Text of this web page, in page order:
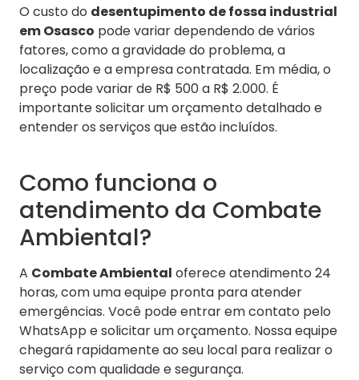
O custo do desentupimento de fossa industrial
em Osasco pode variar dependendo de vários
fatores, como a gravidade do problema, a
localização e a empresa contratada. Em média, o
preço pode variar de R$ 500 a R$ 2.000. É
importante solicitar um orçamento detalhado e
entender os serviços que estão incluídos.
Como funciona o
atendimento da Combate
Ambiental?
A Combate Ambiental oferece atendimento 24
horas, com uma equipe pronta para atender
emergências. Você pode entrar em contato pelo
WhatsApp e solicitar um orçamento. Nossa equipe
chegará rapidamente ao seu local para realizar o
serviço com qualidade e segurança.